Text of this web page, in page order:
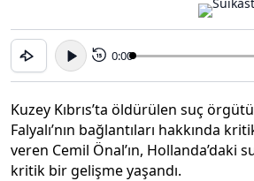
15 0:00
Kuzey Kıbrıs’ta öldürülen suç
Falyalı’nın bağlantıları hakkında
veren Cemil Önal’ın, Hollanda’daki
kritik bir gelişme yaşandı.